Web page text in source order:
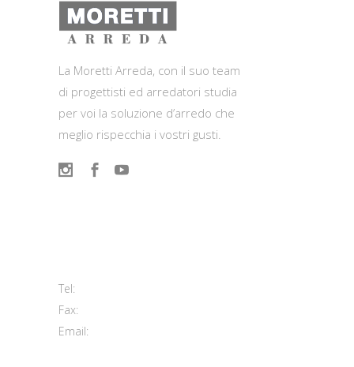
La Moretti Arreda, con il suo team
di progettisti ed arredatori studia
per voi la soluzione d’arredo che
meglio rispecchia i vostri gusti.
Tel:
Fax:
Email: